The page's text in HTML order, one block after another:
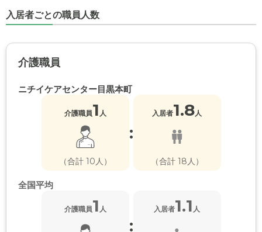
入居者ごとの職員人数
介護職員
ニチイケアセンター目黒本町
介護職員1 人
（合計 10人）
:
入居者1.8人
（合計 18人）
全国平均
介護職員1 人
:
入居者1.1 人